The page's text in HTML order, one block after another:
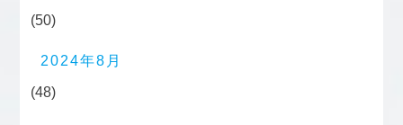
(50)
2024年8月
(48)